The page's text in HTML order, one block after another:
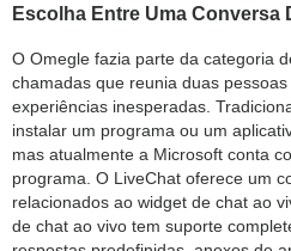
Escolha Entre Uma Conversa
O Omegle fazia parte da categoria
chamadas que reunia duas
experiências inesperadas.
instalar um programa ou um
mas atualmente a Microsoft conta
programa. O LiveChat oferece um
relacionados ao widget de chat ao
de chat ao vivo tem suporte